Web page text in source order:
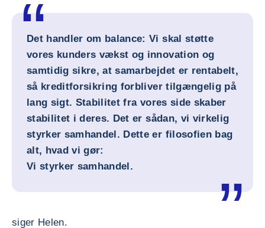
Det handler om balance: Vi skal støtte
vores kunders vækst og innovation og
samtidig sikre, at samarbejdet er rentabelt,
så kreditforsikring forbliver tilgængelig på
lang sigt. Stabilitet fra vores side skaber
stabilitet i deres. Det er sådan, vi virkelig
styrker samhandel. Dette er filosofien bag
alt, hvad vi gør:
Vi styrker samhandel.
siger Helen.